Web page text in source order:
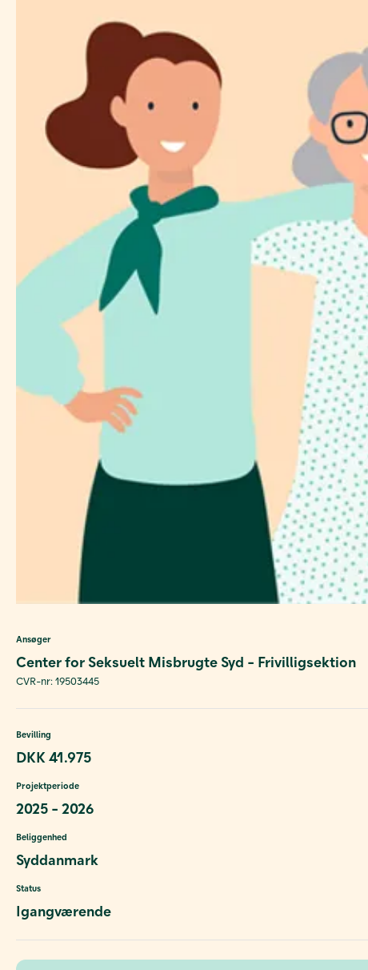
Ansøger
Center for Seksuelt Misbrugte Syd - Frivilligsektion
CVR-nr: 19503445
Bevilling
DKK 41.975
Projektperiode
2025 - 2026
Beliggenhed
Syddanmark
Status
Igangværende